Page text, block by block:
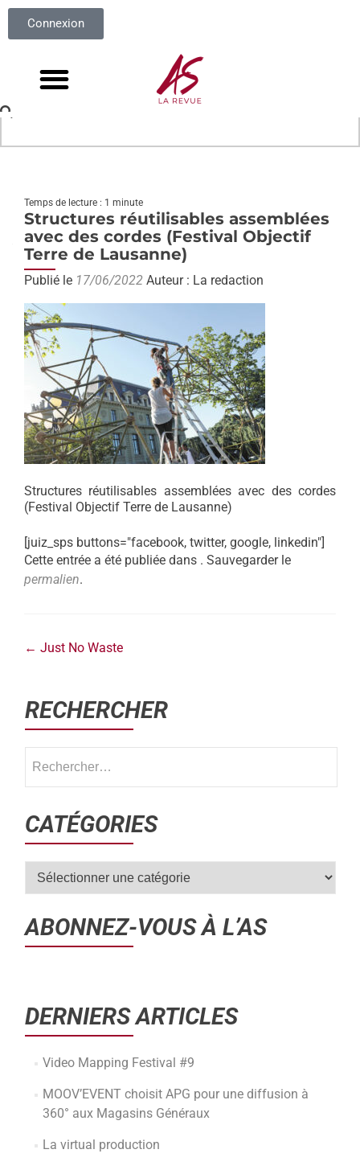
Connexion
Temps de lecture : 1 minute
Structures réutilisables assemblées
avec des cordes (Festival Objectif
Terre de Lausanne)
Publié le 17/06/2022 Auteur : La redaction
Structures réutilisables assemblées avec des cordes
(Festival Objectif Terre de Lausanne)
[juiz_sps buttons="facebook, twitter, google, linkedin"]
Cette entrée a été publiée dans . Sauvegarder le
permalien.
← Just No Waste
RECHERCHER
CATÉGORIES
ABONNEZ-VOUS À L’AS
DERNIERS ARTICLES
Video Mapping Festival #9
MOOV’EVENT choisit APG pour une diffusion à
360° aux Magasins Généraux
La virtual production